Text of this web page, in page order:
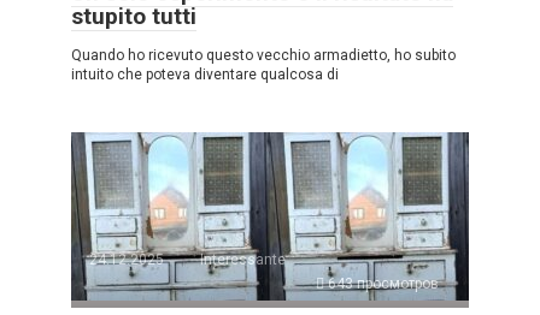
stupito tutti
Quando ho ricevuto questo vecchio armadietto, ho subito
intuito che poteva diventare qualcosa di
24.12.2025
Interessante
643 просмотров